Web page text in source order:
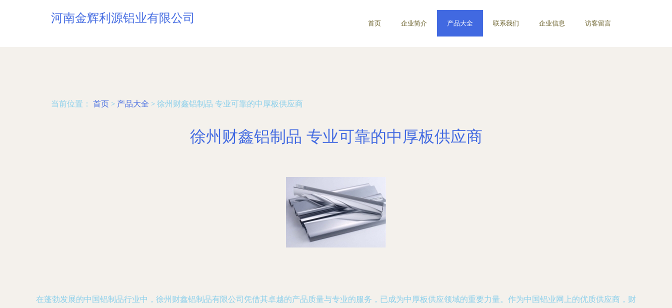
河南金辉利源铝业有限公司 首页 企业简介 产品大全 联系我们 企业信息 访客留言
当前位置： 首页 > 产品大全 > 徐州财鑫铝制品 专业可靠的中厚板供应商
徐州财鑫铝制品 专业可靠的中厚板供应商
在蓬勃发展的中国铝制品行业中，徐州财鑫铝制品有限公司凭借其卓越的产品质量与专业的服务，已成为中厚板供应领域的重要力量。作为中国铝业网上的优质供应商，财